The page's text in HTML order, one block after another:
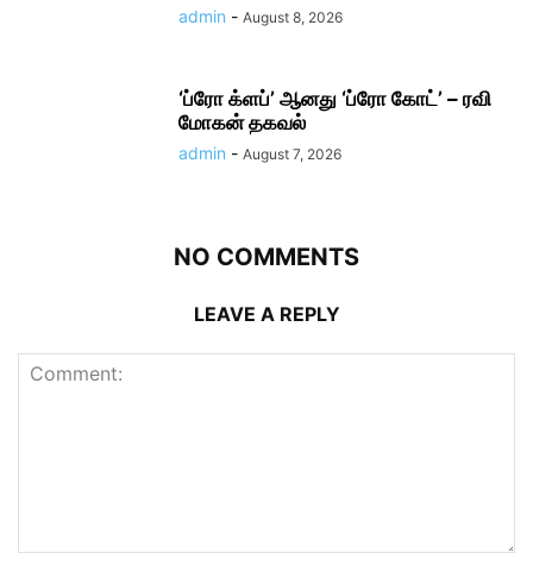
admin - August 8, 2026
‘ப்ரோ க்ளப்’ ஆனது ‘ப்ரோ கோட்’ – ரவி
மோகன் தகவல்
admin - August 7, 2026
NO COMMENTS
LEAVE A REPLY